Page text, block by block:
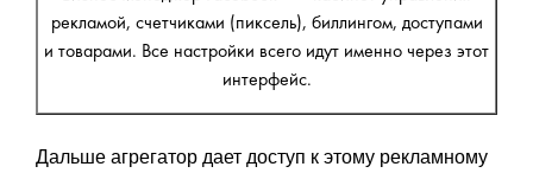
рекламой, счетчиками (пиксель), биллингом, доступами
и товарами. Все настройки всего идут именно через этот
интерфейс.
Дальше агрегатор дает доступ к этому рекламному